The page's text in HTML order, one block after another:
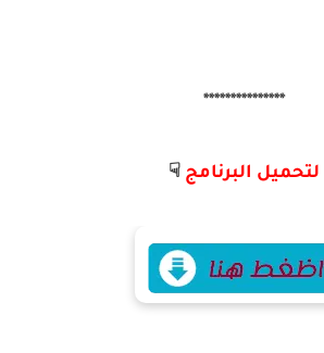
***************
لتحميل البرنامج ☟